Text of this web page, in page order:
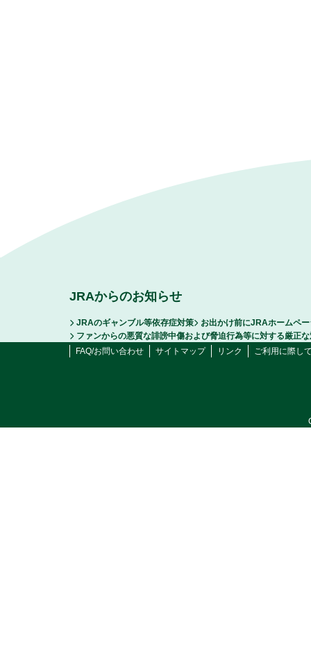
JRAからのお知らせ
JRAのギャンブル等依存症対策
お出かけ前にJRAホームペ
ファンからの悪質な誹謗中傷および脅迫行為等に対する厳正
FAQ/お問い合わせ
サイトマップ リンク ご利用に際し